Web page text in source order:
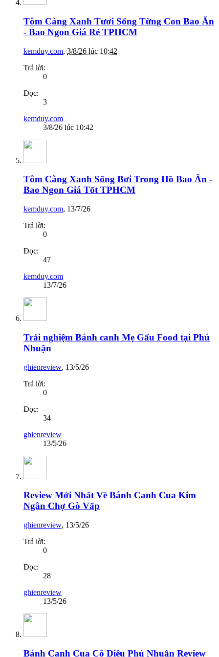
Tôm Càng Xanh Tươi Sống Từng Con Bao Ăn
- Bao Ngon Giá Rẻ TPHCM
kemduy.com, 3/8/26 lúc 10:42
Trả lời:
0
Đọc:
3
kemduy.com
3/8/26 lúc 10:42
Tôm Càng Xanh Sống Bơi Trong Hồ Bao Ăn -
Bao Ngon Giá Tốt TPHCM
kemduy.com, 13/7/26
Trả lời:
0
Đọc:
47
kemduy.com
13/7/26
Trải nghiệm Bánh canh Mẹ Gấu Food tại Phú
Nhuận
ghienreview, 13/5/26
Trả lời:
0
Đọc:
34
ghienreview
13/5/26
Review Mới Nhất Về Bánh Canh Cua Kim
Ngân Chợ Gò Vấp
ghienreview, 13/5/26
Trả lời:
0
Đọc:
28
ghienreview
13/5/26
Bánh Canh Cua Cô Diệu Phú Nhuận Review